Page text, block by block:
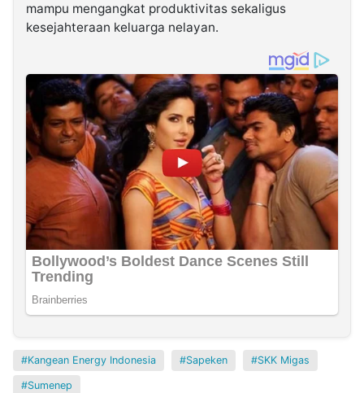
mampu mengangkat produktivitas sekaligus
kesejahteraan keluarga nelayan.
Kangean Energy Indonesia Sapeken SKK Migas
Sumenep